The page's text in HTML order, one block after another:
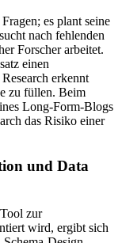
es plant seine
nach fehlenden
Forscher arbeitet.
einen
erkennt
zu füllen. Beim
Long-Form-Blogs
das Risiko einer
und Data
zur
wird, ergibt sich